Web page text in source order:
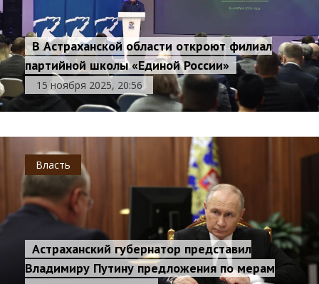
В Астраханской области откроют филиал
партийной школы «Единой России»
15 ноября 2025, 20:56
Власть
Астраханский губернатор представил
Владимиру Путину предложения по мерам